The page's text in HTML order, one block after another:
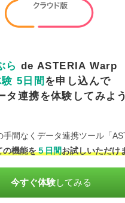
ら de ASTERIA Warp
5日間 を申し込んで
タ連携を体験してみよ
手間なくデータ連携ツール「
の機能を５日間お試しいただけ
今すぐ体験してみる